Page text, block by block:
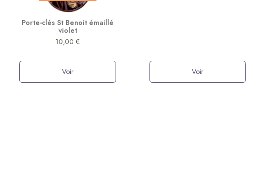
Porte-clés St Benoit émaillé
violet
10,00 €
Voir Voir